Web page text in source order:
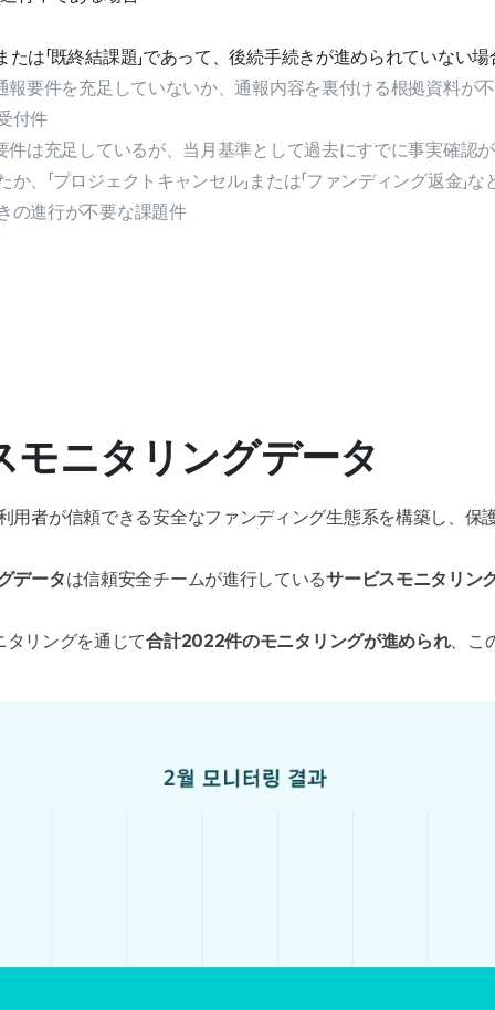
または「既終結課題」であって、後続手続きが進められていない場
報要件を充足していないか、通報内容を裏付ける根拠資料が
付件
は充足しているが、当月基準として過去にすでに事実確認が
、「プロジェクトキャンセル」または「ファンディング返金」
の進行が不要な課題件
モニタリングデータ
用者が信頼できる安全なファンディング生態系を構築し、保
データは信頼安全チームが進行しているサービスモニタリン
タリングを通じて合計2022件のモニタリングが進められ、こ